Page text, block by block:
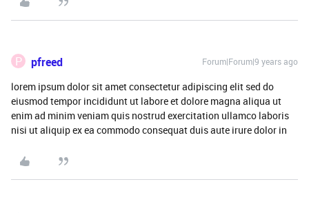
P pfreed Forum|Forum|9 years ago
lorem ipsum dolor sit amet consectetur adipiscing elit sed do
eiusmod tempor incididunt ut labore et dolore magna aliqua ut
enim ad minim veniam quis nostrud exercitation ullamco laboris
nisi ut aliquip ex ea commodo consequat duis aute irure dolor in